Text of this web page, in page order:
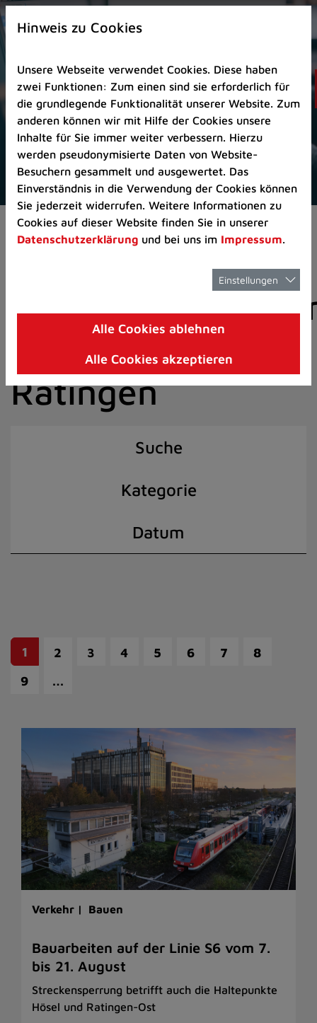
Zur
Startseite
Zum
Seitenanfang
springen
(Schnelltaste
A)
Zur
Navigation/Menü
springen
(Schnelltaste
M)
Zur
8)
I)
Aktuelles Pressemitteilungen
der Stadt
Ratingen
Suche
Kategorie
Datum
1 2 3 4 5 6 7
8
9
…
Verkehr | Bauen
Bauarbeiten auf der Linie S6 vom 7.
bis 21. August
Streckensperrung betrifft auch die Haltepunkte
Hösel und Ratingen-Ost
Hinweis zu Cookies
Unsere Webseite verwendet Cookies. Diese haben
zwei Funktionen: Zum einen sind sie erforderlich für
die grundlegende Funktionalität unserer Website. Zum
anderen können wir mit Hilfe der Cookies unsere
Inhalte für Sie immer weiter verbessern. Hierzu
werden pseudonymisierte Daten von Website-
Besuchern gesammelt und ausgewertet. Das
Einverständnis in die Verwendung der Cookies können
Sie jederzeit widerrufen. Weitere Informationen zu
Cookies auf dieser Website finden Sie in unserer
Datenschutzerklärung und bei uns im Impressum.
Einstellungen
Alle Cookies ablehnen
Alle Cookies akzeptieren